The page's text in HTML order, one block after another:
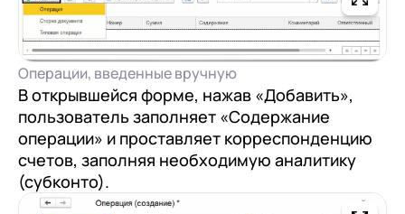
Операции, введенные вручную
В открывшейся форме, нажав «Добавить»,
пользователь заполняет «Содержание
операции» и проставляет корреспонденцию
счетов, заполняя необходимую аналитику
(субконто).